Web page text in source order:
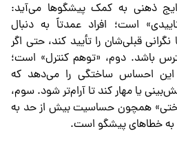
ذهنی به کمک پیشگوها می‌آید:
است؛ افراد عمدتاً به دنبال
قبلی‌شان را تأیید کند، حتی اگر
باشد. دوم، «توهم کنترل» است؛
این احساس ساختگی را می‌دهد که
یا مهار کند تا آرام‌تر شود. سوم،
همچون حساسیت بیش از حد به
خطاهای پیشگو است.